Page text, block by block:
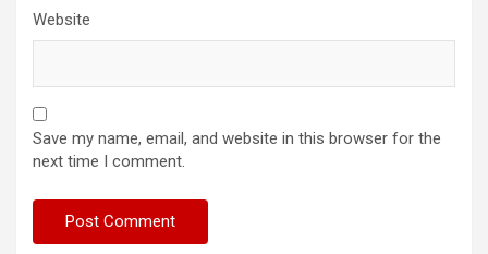
Website
Save my name, email, and website in this browser for the
next time I comment.